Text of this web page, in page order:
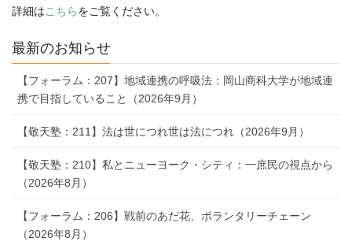
詳細はこちらをご覧ください。
最新のお知らせ
【フォーラム：207】地域連携の呼吸法：岡山商科大学が地域連
携で目指していること（2026年9月）
【敬天塾：211】法は世につれ世は法につれ（2026年9月）
【敬天塾：210】私とニューヨーク・シティ：一庶民の視点から
（2026年8月）
【フォーラム：206】戦前のあだ花、ボランタリーチェーン
（2026年8月）